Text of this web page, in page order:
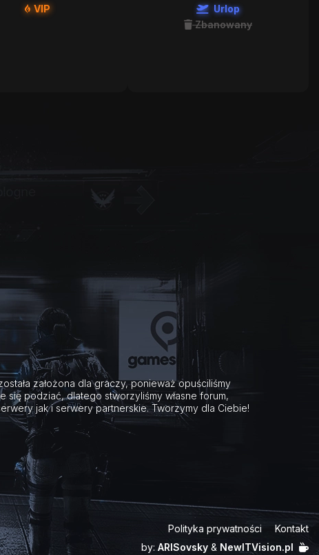
VIP
Urlop
Zbanowany
założona dla graczy, ponieważ opuściliśmy
się podziać, dlatego stworzyliśmy własne forum,
jak i serwery partnerskie. Tworzymy dla Ciebie!
Polityka prywatności
Kontakt
by: ARISovsky & NewITVision.pl